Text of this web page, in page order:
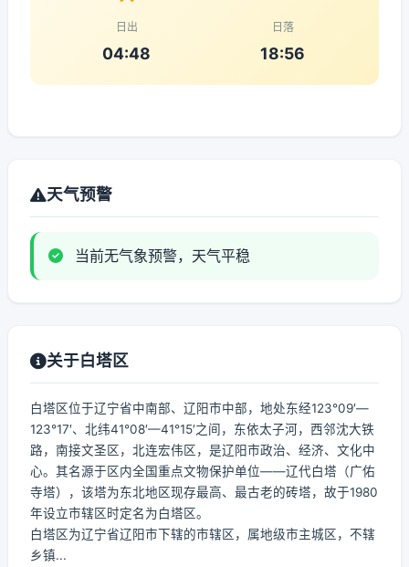
日出
04:48
日落
18:56
天气预警
当前无气象预警，天气平稳
关于白塔区
白塔区位于辽宁省中南部、辽阳市中部，地处东经123°09′—
123°17′、北纬41°08′—41°15′之间，东依太子河，西邻沈大铁
路，南接文圣区，北连宏伟区，是辽阳市政治、经济、文化中
心。其名源于区内全国重点文物保护单位——辽代白塔（广佑
寺塔），该塔为东北地区现存最高、最古老的砖塔，故于1980
年设立市辖区时定名为白塔区。
白塔区为辽宁省辽阳市下辖的市辖区，属地级市主城区，不辖
乡镇...